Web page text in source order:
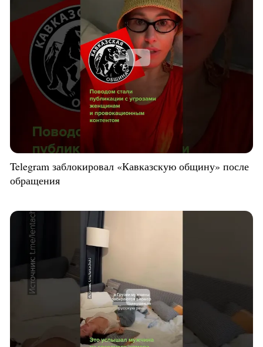
Telegram заблокировал «Кавказскую общину» после
обращения